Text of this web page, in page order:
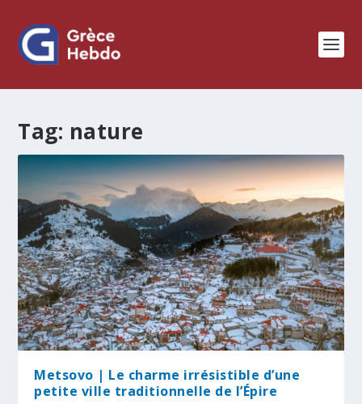
Tag: nature
Metsovo | Le charme irrésistible d’une
petite ville traditionnelle de l’Épire